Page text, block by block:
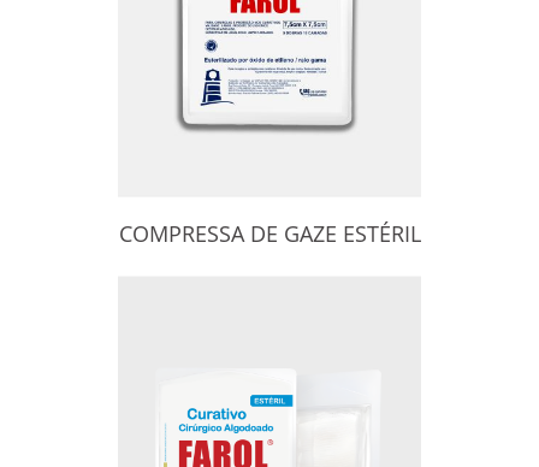
COMPRESSA DE GAZE ESTÉRIL